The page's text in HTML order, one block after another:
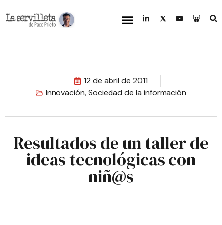
12 de abril de 2011
Innovación,Sociedad de la información
Resultados de un taller de
ideas tecnológicas con
niñ@s